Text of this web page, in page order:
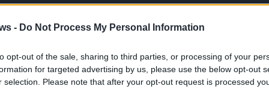
- Do Not Process My Personal Information
opt-out of the sale, sharing to third parties, or processing of your
for targeted advertising by us, please use the below opt-out
selection. Please note that after your opt-out request is processed
THE VOICE OF GERMANY
Statement im Finale: OXA überzeugt
mit „Set Me Free“